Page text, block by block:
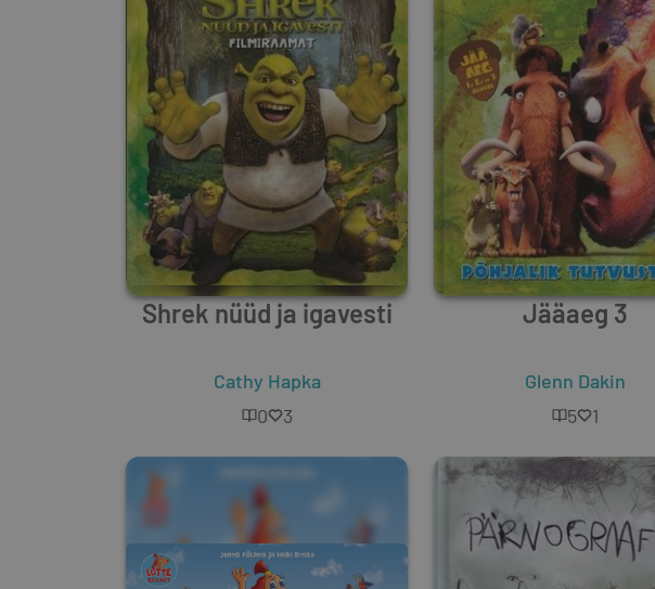
Shrek nüüd ja igavesti
Cathy Hapka
0
3
Jääaeg 3
Glenn Dakin
5
1